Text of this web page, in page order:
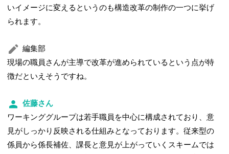
いイメージに変えるというのも構造改革の制作の一つに挙げ
られます。
編集部
現場の職員さんが主導で改革が進められているという点が特
徴だといえそうですね。
佐藤さん
ワーキンググループは若手職員を中心に構成されており、意
見がしっかり反映される仕組みとなっております。従来型の
係員から係長補佐、課長と意見が上がっていくスキームでは